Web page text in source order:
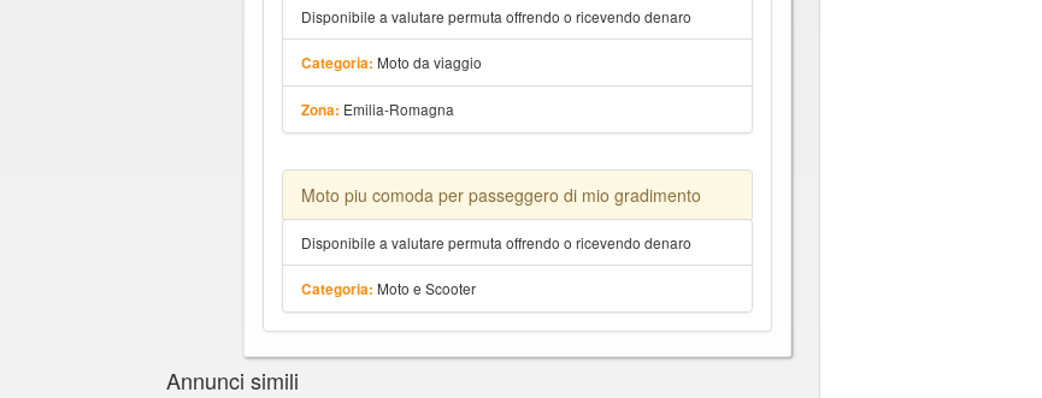
Disponibile a valutare permuta offrendo o ricevendo denaro
Categoria: Moto da viaggio
Zona: Emilia-Romagna
Moto piu comoda per passeggero di mio gradimento
Disponibile a valutare permuta offrendo o ricevendo denaro
Categoria: Moto e Scooter
Annunci simili